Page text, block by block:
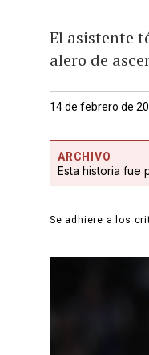
El asistente
alero de
14 de febrero de
ARCHIVO
Esta historia fue
Se adhiere a los